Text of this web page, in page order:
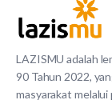
LAZISMU adalah
90 Tahun 2022,
masyarakat melalui